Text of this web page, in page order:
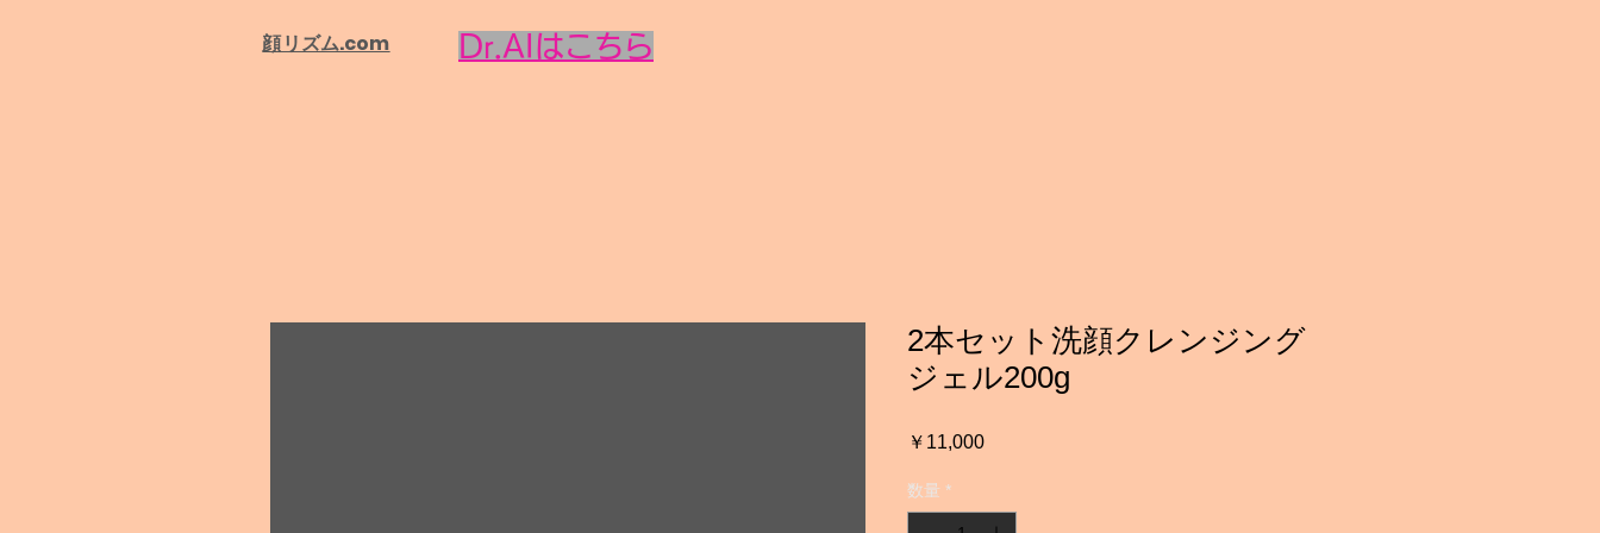
​顔リズム.com Dr.AIはこちら
2本セット洗顔クレンジング
ジェル200g
￥11,000価
数量 *